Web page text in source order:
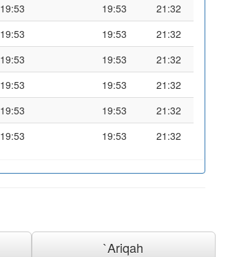
19:53 19:53
21:32
19:53 19:53
21:32
19:53 19:53
21:32
19:53 19:53
21:32
19:53 19:53
21:32
19:53 19:53 21:32
`Ariqah